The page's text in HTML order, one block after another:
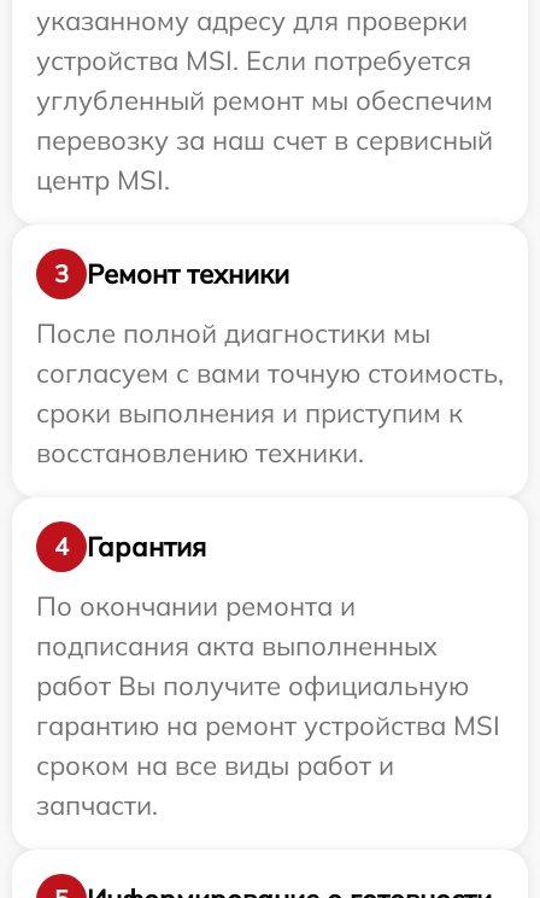
указанному адресу для проверки
устройства MSI. Если потребуется
углубленный ремонт мы обеспечим
перевозку за наш счет в сервисный
центр MSI.
3
Ремонт техники
После полной диагностики мы
согласуем с вами точную стоимость,
сроки выполнения и приступим к
восстановлению техники.
4
Гарантия
По окончании ремонта и
подписания акта выполненных
работ Вы получите официальную
гарантию на ремонт устройства MSI
сроком на все виды работ и
запчасти.